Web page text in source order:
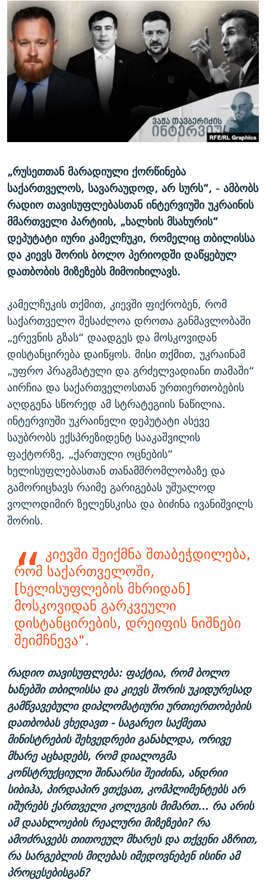
ᲛᲝᲚᲐᲞᲐᲠᲐᲙᲔ ᲢᲔᲥᲡᲢᲔᲑᲘ
ᲨᲘᲜ - ᲣᲪᲮᲝᲔᲗᲨᲘ
ᲚᲘᲢᲔᲠᲐᲢᲣᲠᲣᲚᲘ ᲬᲐᲮᲜᲐᲒᲔᲑᲘ
ᲐᲛᲔᲠᲘᲙᲣᲚᲘ ᲛᲝᲗᲮᲠᲝᲑᲐ
ᲘᲛᲞᲔᲠᲘᲐ ᲓᲐ ᲠᲐᲓᲘᲝ
ᲩᲔᲛᲘ ᲡᲘᲙᲕᲓᲘᲚᲘᲡ ᲛᲘᲖᲔᲖᲘᲐ COVID-19
11 ᲬᲔᲚᲘ - 11 ᲐᲛᲑᲐᲕᲘ
ᲡᲐᲞᲐᲠᲚᲐᲛᲔᲜᲢᲝ ᲐᲠᲩᲔᲕᲜᲔᲑᲘᲡ ᲘᲡᲢᲝᲠᲘᲐ
ᲑᲐᲕᲨᲕᲔᲑᲘ ᲞᲠᲝᲡᲢᲘᲢᲣᲪᲘᲐᲨᲘ - ᲐᲛᲝᲣᲗᲥᲛᲔᲚᲘ ᲐᲛᲑᲐᲕᲘ
5 ᲐᲛᲑᲐᲕᲘ - 20 ᲘᲕᲜᲘᲡᲡ ᲓᲐᲨᲐᲕᲔᲑᲣᲚᲔᲑᲘ
ПРИВЕТ ᲙᲣᲚᲢᲣᲠᲐ
ᲒᲐᲛᲝᲘᲬᲔᲠᲔ
რთე/რთ-ის ყველა საიტი
„რუსეთთან მარადიული ქორწინება
საქართველოს, სავარაუდოდ, არ სურს“, - ამბობს
რადიო თავისუფლებასთან ინტერვიუში უკრაინის
მმართველი პარტიის, „ხალხის მსახურის“
დეპუტატი იური კამელჩუკი, რომელიც თბილისსა
და კიევს შორის ბოლო პერიოდში დაწყებულ
დათბობის მიზეზებს მიმოიხილავს.
კამელჩუკის თქმით, კიევში ფიქრობენ, რომ
საქართველო შესაძლოა დროთა განმავლობაში
„ერევნის გზას“ დაადგეს და მოსკოვიდან
დისტანცირება დაიწყოს. მისი თქმით, უკრაინამ
„უფრო პრაგმატული და გრძელვადიანი თამაში“
აირჩია და საქართველოსთან ურთიერთობების
აღდგენა სწორედ ამ სტრატეგიის ნაწილია.
ინტერვიუში უკრაინელი დეპუტატი ასევე
საუბრობს ექსპრეზიდენტ სააკაშვილის
ფაქტორზე, „ქართული ოცნების“
ხელისუფლებასთან თანამშრომლობაზე და
გამორიცხავს რაიმე გარიგებას უშუალოდ
ვოლოდიმირ ზელენსკისა და ბიძინა ივანიშვილს
შორის.
კიევში შეიქმნა შთაბეჭდილება,
რომ საქართველოში,
[ხელისუფლების მხრიდან]
მოსკოვიდან გარკვეული
დისტანცირების, დრეიფის ნიშნები
შეიმჩნევა".
რადიო თავისუფლება: ფაქტია, რომ ბოლო
ხანებში თბილისსა და კიევს შორის უკიდურესად
გამწვავებული დიპლომატიური ურთიერთობების
დათბობას ვხედავთ - საგარეო საქმეთა
მინისტრების შეხვედრები განახლდა, ორივე
მხარე აცხადებს, რომ დიალოგმა
კონსტრუქციული შინაარსი შეიძინა, ანდრიი
სიბიჰა, პირდაპირ ვთქვათ, კომპლიმენტებს არ
იშურებს ქართველი კოლეგის მიმართ... რა არის
ამ დაახლოების რეალური მიზეზები? რა
ამოძრავებს თითოეულ მხარეს და თქვენი აზრით,
რა სარგებლის მიღებას იმედოვნებენ ისინი ამ
პროცესებისგან?